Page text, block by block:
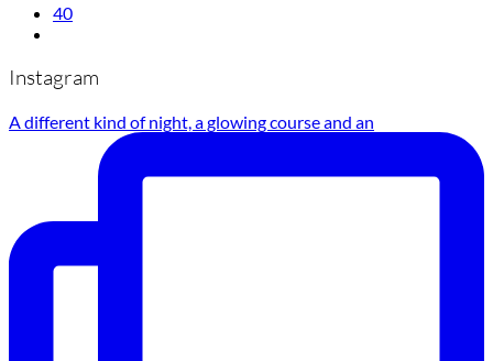
40
Instagram
A different kind of night, a glowing course and an